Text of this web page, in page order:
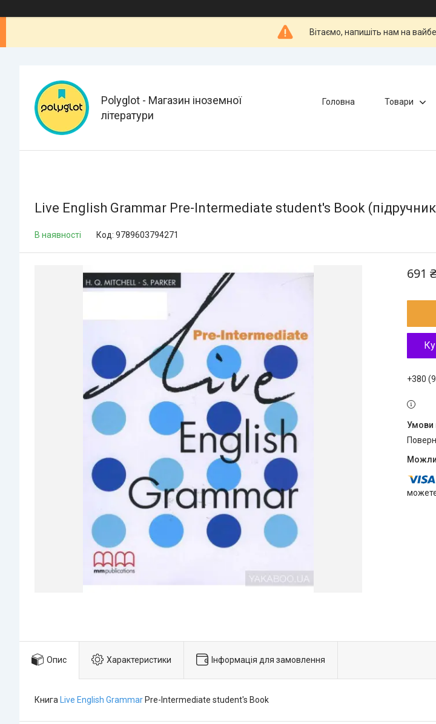
Вітаємо, напишіть нам на
Polyglot - Магазин іноземної
літератури
Головна Товари
Live English Grammar Pre-Intermediate student's Book
В наявності Код: 9789603794271
691 ₴
+380
Опис Характеристики Інформація для замовлення
Книга Live English Grammar Pre-Intermediate student's Book